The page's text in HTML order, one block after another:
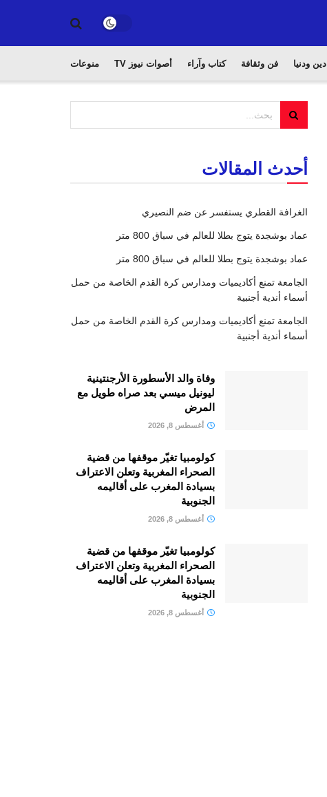
دين ودنيا فن وثقافة كتاب وآراء أصوات نيوز TV منوعات
أحدث المقالات
الغرافة القطري يستفسر عن ضم النصيري
عماد بوشجدة يتوج بطلا للعالم في سباق 800 متر
عماد بوشجدة يتوج بطلا للعالم في سباق 800 متر
الجامعة تمنع أكاديميات ومدارس كرة القدم الخاصة من حمل
أسماء أندية أجنبية
الجامعة تمنع أكاديميات ومدارس كرة القدم الخاصة من حمل
أسماء أندية أجنبية
وفاة والد الأسطورة الأرجنتينية
ليونيل ميسي بعد صراه طويل مع
المرض
أغسطس 8, 2026
كولومبيا تغيّر موقفها من قضية
الصحراء المغربية وتعلن الاعتراف
بسيادة المغرب على أقاليمه
الجنوبية
أغسطس 8, 2026
كولومبيا تغيّر موقفها من قضية
الصحراء المغربية وتعلن الاعتراف
بسيادة المغرب على أقاليمه
الجنوبية
أغسطس 8, 2026